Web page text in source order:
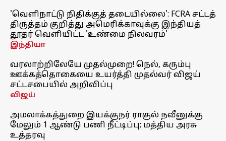
'வெளிநாட்டு நிதிக்குத் தடையில்லை': FCRA சட்டத்
திருத்தம் குறித்து அமெரிக்காவுக்கு இந்தியத்
தூதர் வெளியிட்ட 'உண்மை நிலவரம்'
இந்தியா
வரலாற்றிலேயே முதல்முறை! நெல், கரும்பு
ஊக்கத்தொகையை உயர்த்தி முதல்வர் விஜய்
சட்டசபையில் அறிவிப்பு
விஜய்
அமலாக்கத்துறை இயக்குநர் ராகுல் நவீனுக்கு
மேலும் 1 ஆண்டு பணி நீட்டிப்பு; மத்திய அரசு
உத்தரவு